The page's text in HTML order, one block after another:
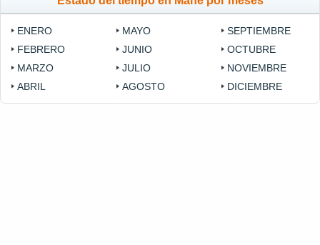
ENERO
FEBRERO
MARZO
ABRIL
MAYO
JUNIO
JULIO
AGOSTO
SEPTIEMBRE
OCTUBRE
NOVIEMBRE
DICIEMBRE